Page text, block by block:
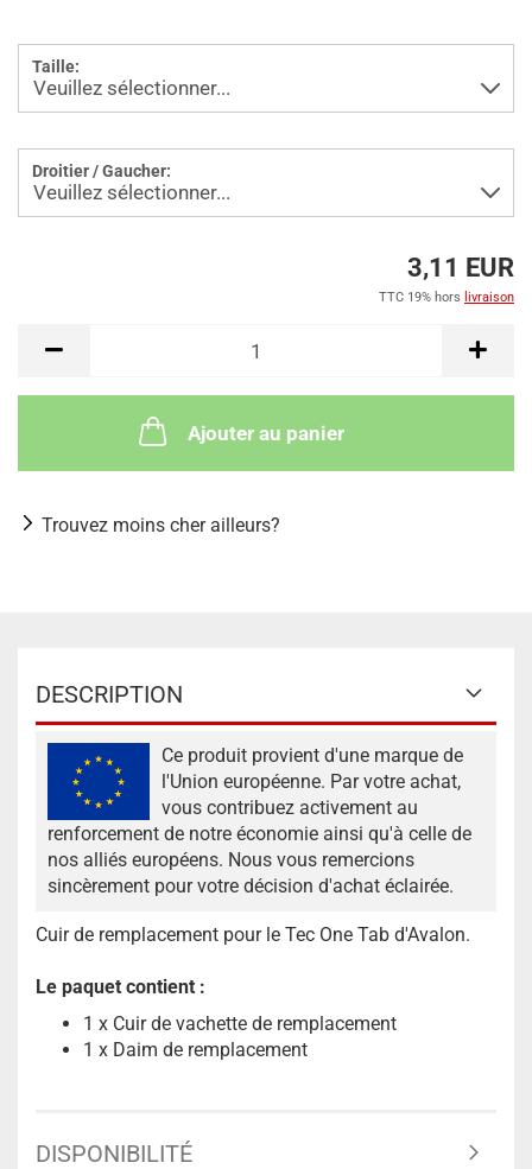
Taille:
Droitier / Gaucher:
3,11 EUR
TTC 19% hors livraison
Ajouter au panier
Trouvez moins cher ailleurs?
DESCRIPTION
Ce produit provient d'une marque de
l'Union européenne. Par votre achat,
vous contribuez activement au
renforcement de notre économie ainsi qu'à celle de
nos alliés européens. Nous vous remercions
sincèrement pour votre décision d'achat éclairée.
Cuir de remplacement pour le Tec One Tab d'Avalon.
Le paquet contient :
1 x Cuir de vachette de remplacement
1 x Daim de remplacement
DISPONIBILITÉ